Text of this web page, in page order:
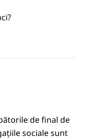
de final de
sociale sunt